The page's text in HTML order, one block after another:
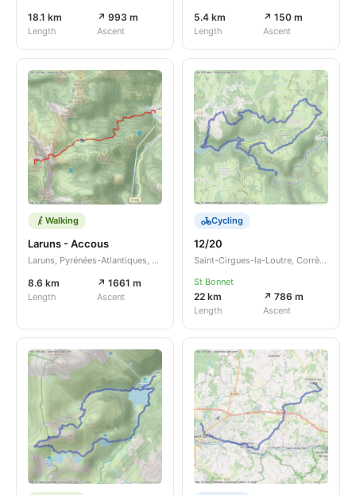
18.1 km
Length
↗ 993 m
Ascent
5.4 km
Length
↗ 150 m
Ascent
Walking
Laruns - Accous
Laruns, Pyrénées-Atlantiques, Nouvelle-Aquitaine, FR
8.6 km
Length
↗ 1661 m
Ascent
Cycling
12/20
Saint-Cirgues-la-Loutre, Corrèze, Nouvelle-Aquitaine, FR
St Bonnet
22 km
Length
↗ 786 m
Ascent